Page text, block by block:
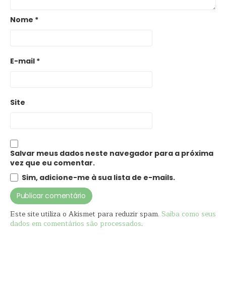
Nome *
E-mail *
Site
Salvar meus dados neste navegador para a próxima
vez que eu comentar.
Sim, adicione-me à sua lista de e-mails.
Este site utiliza o Akismet para reduzir spam. Saiba como seus
dados em comentários são processados.